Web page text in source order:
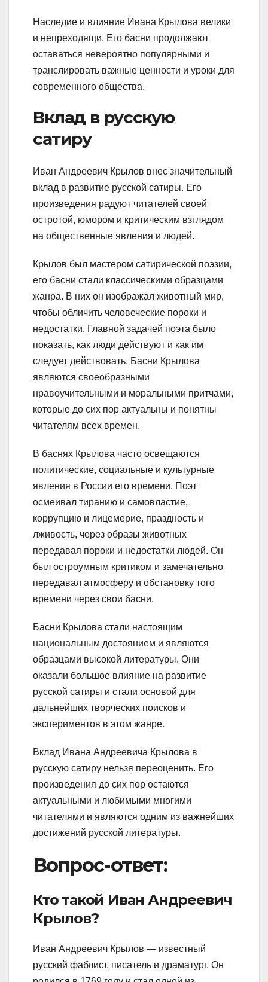
Наследие и влияние Ивана Крылова велики
и непреходящи. Его басни продолжают
оставаться невероятно популярными и
транслировать важные ценности и уроки для
современного общества.
Вклад в русскую
сатиру
Иван Андреевич Крылов внес значительный
вклад в развитие русской сатиры. Его
произведения радуют читателей своей
остротой, юмором и критическим взглядом
на общественные явления и людей.
Крылов был мастером сатирической поэзии,
его басни стали классическими образцами
жанра. В них он изображал животный мир,
чтобы обличить человеческие пороки и
недостатки. Главной задачей поэта было
показать, как люди действуют и как им
следует действовать. Басни Крылова
являются своеобразными
нравоучительными и моральными притчами,
которые до сих пор актуальны и понятны
читателям всех времен.
В баснях Крылова часто освещаются
политические, социальные и культурные
явления в России его времени. Поэт
осмеивал тиранию и самовластие,
коррупцию и лицемерие, праздность и
лживость, через образы животных
передавая пороки и недостатки людей. Он
был остроумным критиком и замечательно
передавал атмосферу и обстановку того
времени через свои басни.
Басни Крылова стали настоящим
национальным достоянием и являются
образцами высокой литературы. Они
оказали большое влияние на развитие
русской сатиры и стали основой для
дальнейших творческих поисков и
экспериментов в этом жанре.
Вклад Ивана Андреевича Крылова в
русскую сатиру нельзя переоценить. Его
произведения до сих пор остаются
актуальными и любимыми многими
читателями и являются одним из важнейших
достижений русской литературы.
Вопрос-ответ:
Кто такой Иван Андреевич
Крылов?
Иван Андреевич Крылов — известный
русский фаблист, писатель и драматург. Он